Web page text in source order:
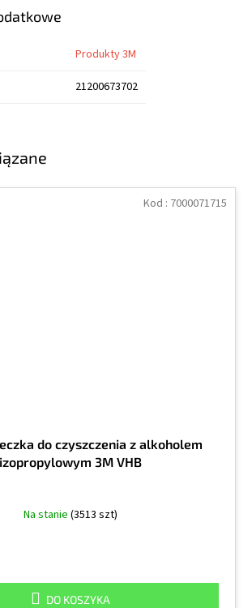
do czyszczenia z alkoholem
izopropylowym 3M VHB
Na stanie (3513 szt)
DO KOSZYKA
Kod : 7000071715
Produkty 3M
21200673702